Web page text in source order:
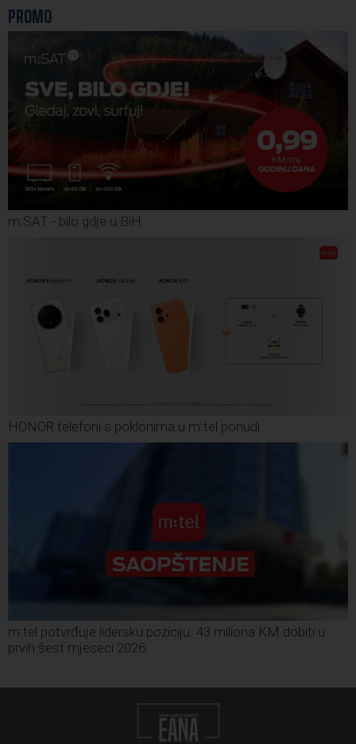
PROMO
m:SAT - bilo gdje u BiH
HONOR telefoni s poklonima u m:tel ponudi
m:tel potvrđuje lidersku poziciju: 43 miliona KM dobiti u
prvih šest mjeseci 2026.